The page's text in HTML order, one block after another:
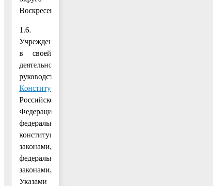
Воскресенск.
1.6.
Учреждение
в своей
деятельности
руководствуется
Конституцией
Российской
Федерации,
федеральными
конституционными
законами,
федеральными
законами,
Указами